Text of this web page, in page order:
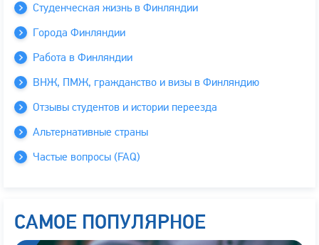
Студенческая жизнь в Финляндии
Города Финляндии
Работа в Финляндии
ВНЖ, ПМЖ, гражданство и визы в Финляндию
Отзывы студентов и истории переезда
Альтернативные страны
Частые вопросы (FAQ)
САМОЕ ПОПУЛЯРНОЕ